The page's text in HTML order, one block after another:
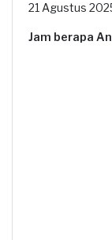
21 Agustus
Jam berapa